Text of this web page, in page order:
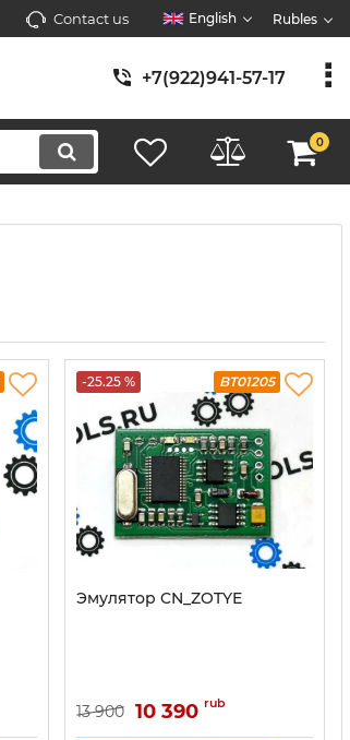
Contact us English Rubles
+7(922)941-57-17
0
-25.25 % BT01205
Эмулятор CN_ZOTYE
13 900 10 390 rub